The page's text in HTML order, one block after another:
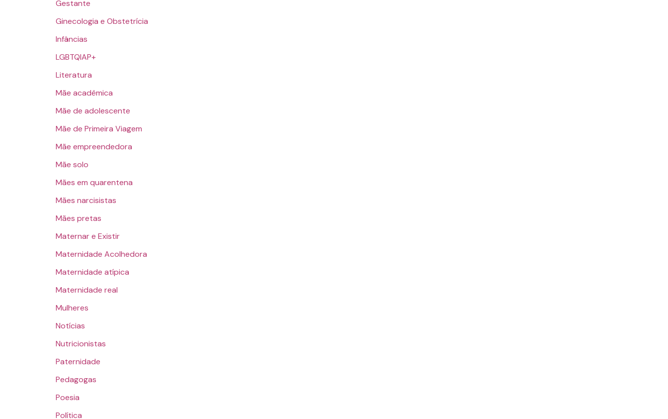
Gestante
Ginecologia e Obstetrícia
Infâncias
LGBTQIAP+
Literatura
Mãe acadêmica
Mãe de adolescente
Mãe de Primeira Viagem
Mãe empreendedora
Mãe solo
Mães em quarentena
Mães narcisistas
Mães pretas
Maternar e Existir
Maternidade Acolhedora
Maternidade atípica
Maternidade real
Mulheres
Notícias
Nutricionistas
Paternidade
Pedagogas
Poesia
Política